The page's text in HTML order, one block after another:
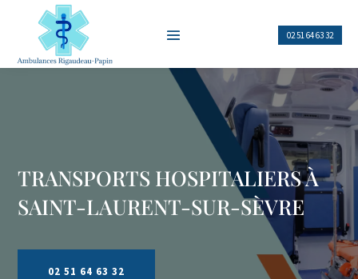
02 51 64 63 32
TRANSPORTS HOSPITALIERS À
SAINT-LAURENT-SUR-SÈVRE
02 51 64 63 32